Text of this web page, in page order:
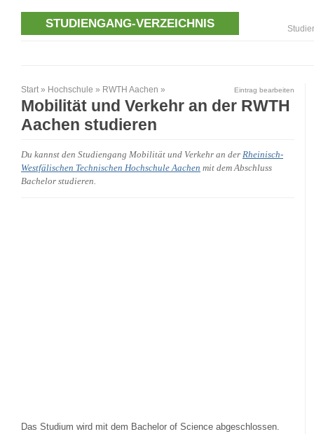
STUDIENGANG-VERZEICHNIS
Start » Hochschule » RWTH Aachen » Eintrag bearbeiten
Mobilität und Verkehr an der RWTH
Aachen studieren
Du kannst den Studiengang Mobilität und Verkehr an der Rheinisch-
Westfälischen Technischen Hochschule Aachen mit dem Abschluss
Bachelor studieren.
Das Studium wird mit dem Bachelor of Science abgeschlossen.